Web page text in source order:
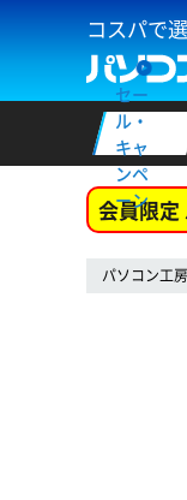
コスパで
セー
ル・
キャ
ンペ
ーン
会員限定
パソコン工